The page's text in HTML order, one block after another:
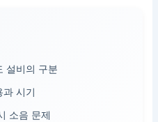
설비의 구분
과 시기
소음 문제